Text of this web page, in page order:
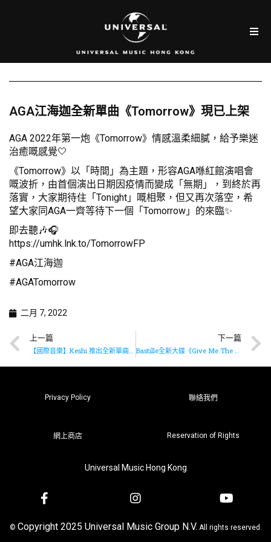
AGA江海迦全新單曲《Tomorrow》現已上架
AGA 2022年第一炮《Tomorrow》情感溫柔細膩，給予樂迷
治癒嘅感覺🤍
《Tomorrow》以「時間」為主題，形容AGA喺紅館演唱會
嘅波折，由首個演出日期因疫情而變成「無期」，到終於再
落實，大家期待住「Tonight」嘅相聚，但又再次落空，希
望大家同AGA一齊等待下一個「Tomorrow」的來臨✨
即去聽🎶🎧
https://umhk.lnk.to/TomorrowFP
#AGA江海迦
#AGATomorrow
二月 7, 2022
上一篇
【國際音樂】Keshi 推出全新單曲《TOUCH》
下一篇
Bastille全新大碟《Give Me The Future》隆重上架
Privacy Policy 聯絡我們
網上商店 Reservation of Rights
Universal Music Hong Kong
© Copyright 2025 Universal Music Group N.V. All rights reserved.